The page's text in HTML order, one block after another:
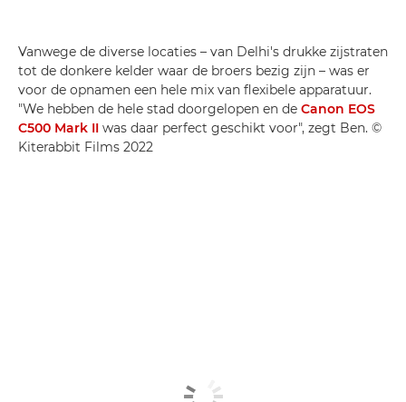
Vanwege de diverse locaties – van Delhi's drukke zijstraten
tot de donkere kelder waar de broers bezig zijn – was er
voor de opnamen een hele mix van flexibele apparatuur.
"We hebben de hele stad doorgelopen en de Canon EOS
C500 Mark II was daar perfect geschikt voor", zegt Ben. ©
Kiterabbit Films 2022